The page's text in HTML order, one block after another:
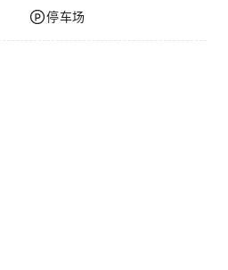
停车场